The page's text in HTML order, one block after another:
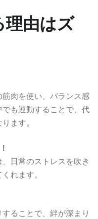
由はズ
肉を使い、バランス感
も運動することで、代
ます。
日常のストレスを吹き
れます。
ることで、絆が深まり